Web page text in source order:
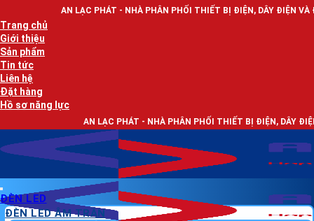
qua
nội
dung
LẠC PHÁT - NHÀ PHÂN PHỐI THIẾT BỊ ĐIỆN, DÂY ĐIỆN VÀ ĐÈN LED CHIẾU
Trang chủ
Giới thiệu
Sản phẩm
Tin tức
Liên hệ
Đặt hàng
Hồ sơ năng lực
AN LẠC PHÁT - NHÀ PHÂN PHỐI THIẾT BỊ ĐIỆN, DÂY ĐIỆN VÀ ĐÈN LED
ĐÈN LED
ĐÈN LED ÂM TRẦN